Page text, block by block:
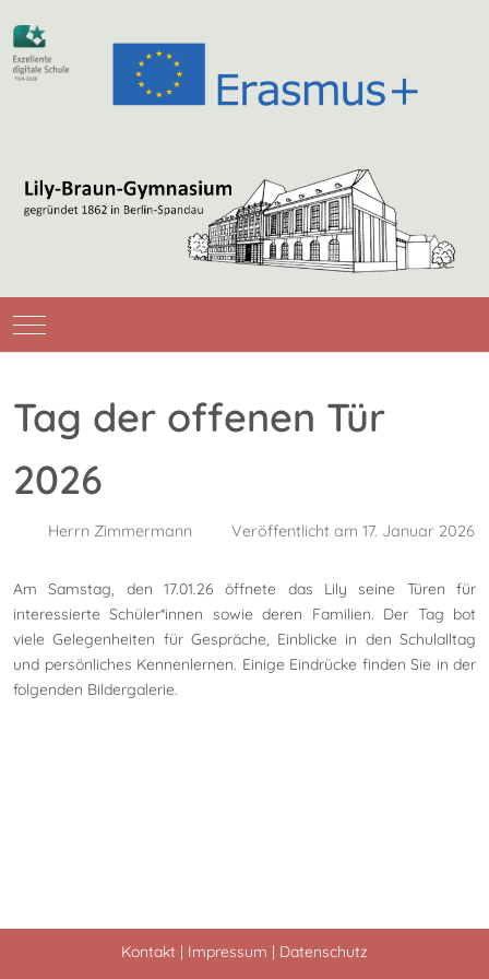
Mobile Menu Toggle
Tag der offenen Tür
2026
Herrn Zimmermann Veröffentlicht am 17. Januar 2026
Am Samstag, den 17.01.26 öffnete das Lily seine Türen für
interessierte Schüler*innen sowie deren Familien. Der Tag bot
viele Gelegenheiten für Gespräche, Einblicke in den Schulalltag
und persönliches Kennenlernen. Einige Eindrücke finden Sie in der
folgenden Bildergalerie.
Kontakt | Impressum | Datenschutz